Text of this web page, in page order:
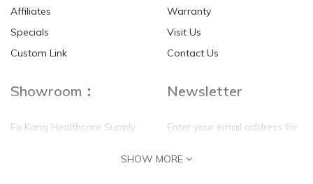
Affiliates
Specials
Custom Link
Warranty
Visit Us
Contact Us
Showroom：
Fu Kang Healthcare Supply
Flat G, 4 Floor, Shui Sum
Newsletter
Enter your email address for
self update
SHOW MORE